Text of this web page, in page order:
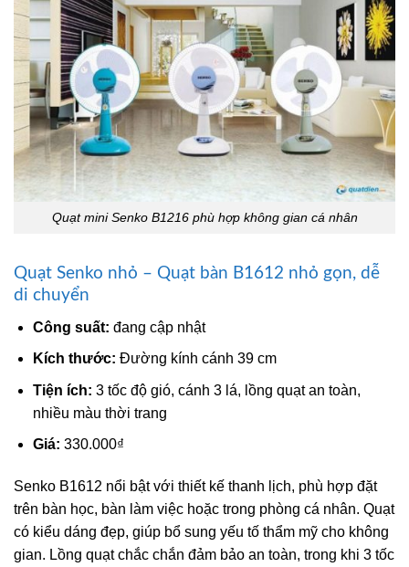
Quạt mini Senko B1216 phù hợp không gian cá nhân
Quạt Senko nhỏ – Quạt bàn B1612 nhỏ gọn, dễ
di chuyển
Công suất: đang cập nhật
Kích thước: Đường kính cánh 39 cm
Tiện ích: 3 tốc độ gió, cánh 3 lá, lồng quạt an toàn,
nhiều màu thời trang
Giá: 330.000₫
Senko B1612 nổi bật với thiết kế thanh lịch, phù hợp đặt
trên bàn học, bàn làm việc hoặc trong phòng cá nhân. Quạt
có kiểu dáng đẹp, giúp bổ sung yếu tố thẩm mỹ cho không
gian. Lồng quạt chắc chắn đảm bảo an toàn, trong khi 3 tốc